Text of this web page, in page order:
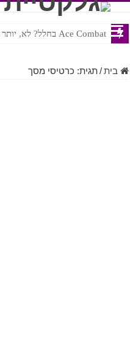
Ace Combat בחלל? לא, יותר מזה. ביקורת המשחק Chorus
Steven Universe והשירים שתורגמו בצורה נוראית לעברית
בית/תגית: כרטיסי מסך